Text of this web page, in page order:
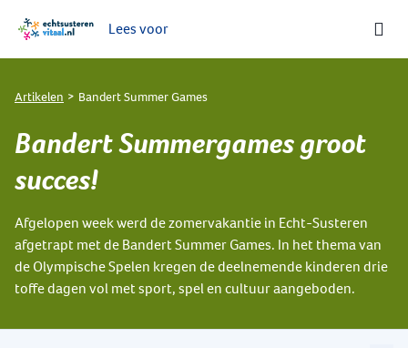
Lees voor
Artikelen Bandert Summer Games
Bandert Summergames groot
succes!
Afgelopen week werd de zomervakantie in Echt-Susteren
afgetrapt met de Bandert Summer Games. In het thema van
de Olympische Spelen kregen de deelnemende kinderen drie
toffe dagen vol met sport, spel en cultuur aangeboden.